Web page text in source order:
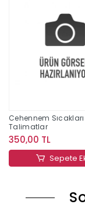
Cehennem
Talimatlar
350,00 TL
Sepete